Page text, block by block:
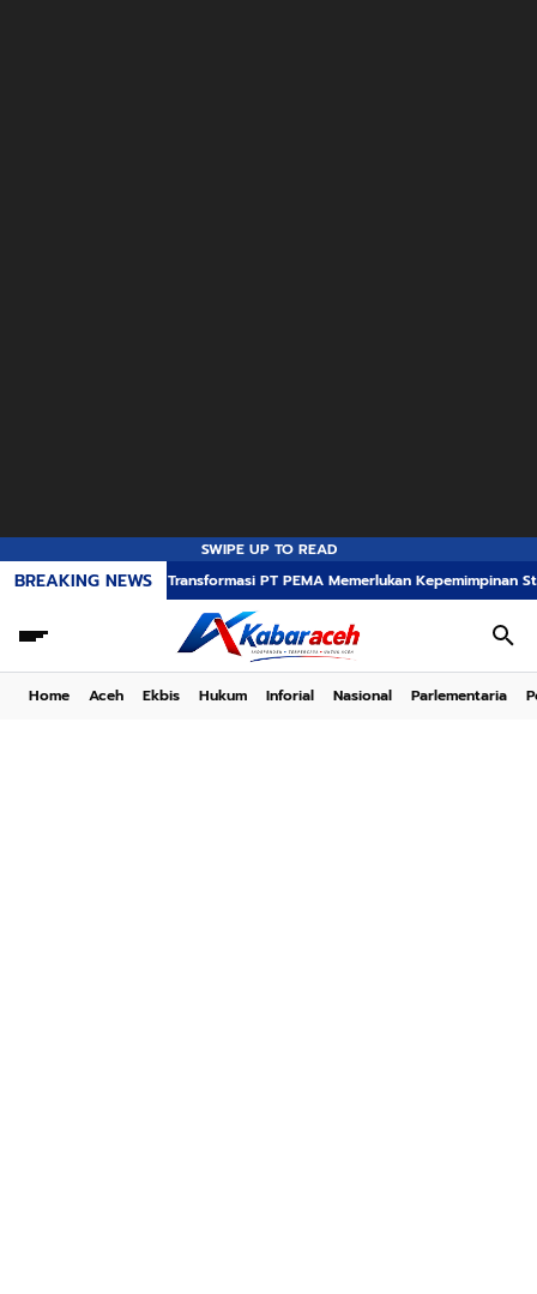
SWIPE UP TO READ
BREAKING NEWS
Transformasi PT PEMA Memerlukan Kepemimpinan Strategis, Dr.
Home Aceh Ekbis Hukum Inforial Nasional Parlementaria